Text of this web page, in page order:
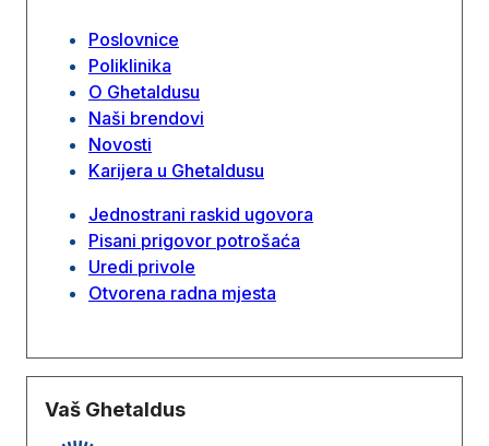
Poslovnice
Poliklinika
O Ghetaldusu
Naši brendovi
Novosti
Karijera u Ghetaldusu
Jednostrani raskid ugovora
Pisani prigovor potrošaća
Uredi privole
Otvorena radna mjesta
Vaš Ghetaldus